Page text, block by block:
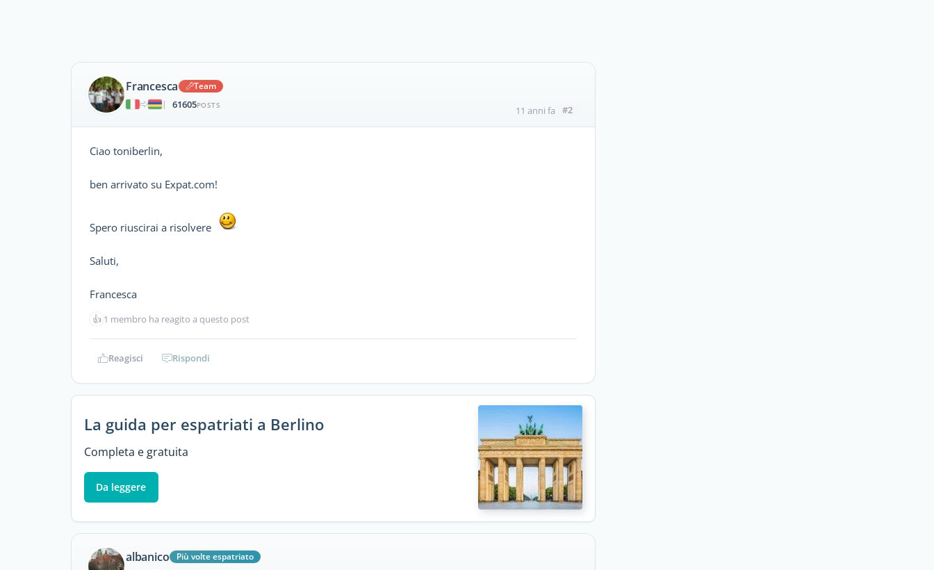
Francesca
Team
|
61605POSTS 11 anni fa #2
Ciao toniberlin,
ben arrivato su Expat.com!
Spero riuscirai a risolvere
Saluti,
Francesca
👍 1 membro ha reagito a questo post
Reagisci Rispondi
La guida per espatriati a Berlino
Completa e gratuita
Da leggere
albanico
Più volte espatriato